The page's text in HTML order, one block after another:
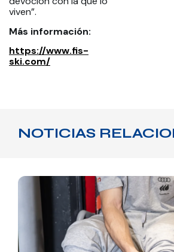
viven”.
Más información:
https://www.fis-
ski.com/
NOTICIAS